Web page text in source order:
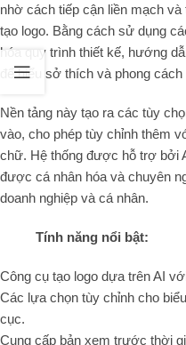
nhờ cách tiếp cận liền mạch
tạo logo. Bằng cách sử dụng
hóa quy trình thiết kế, hướng
để hiểu sở thích và phong cách
Nền tảng này tạo ra các tùy
vào, cho phép tùy chỉnh thêm
chữ. Hệ thống được hỗ trợ bởi
được cá nhân hóa và chuyên
doanh nghiệp và cá nhân.
Tính năng nổi bật:
Công cụ tạo logo dựa trên AI
Các lựa chọn tùy chỉnh cho
cục.
Cung cấp bản xem trước thời